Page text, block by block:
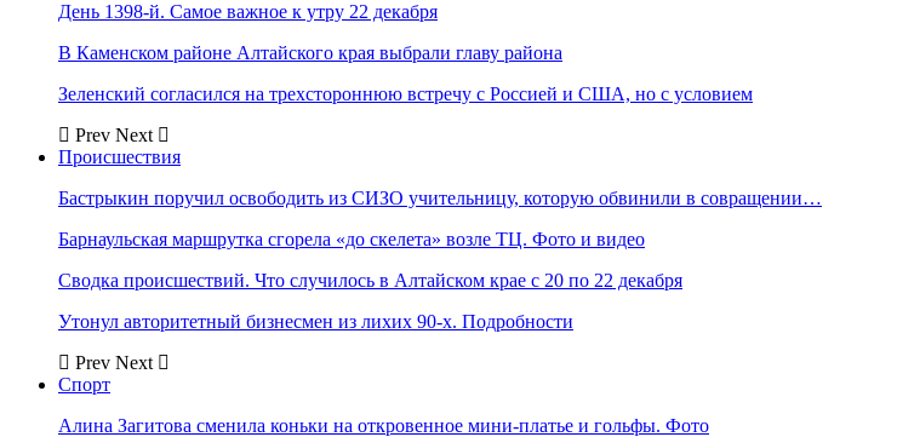
День 1398-й. Самое важное к утру 22 декабря
В Каменском районе Алтайского края выбрали главу района
Зеленский согласился на трехстороннюю встречу с Россией и США, но с условием
Prev Next
Происшествия
Бастрыкин поручил освободить из СИЗО учительницу, которую обвинили в совращении…
Барнаульская маршрутка сгорела «до скелета» возле ТЦ. Фото и видео
Сводка происшествий. Что случилось в Алтайском крае с 20 по 22 декабря
Утонул авторитетный бизнесмен из лихих 90-х. Подробности
Prev Next
Спорт
Алина Загитова сменила коньки на откровенное мини-платье и гольфы. Фото